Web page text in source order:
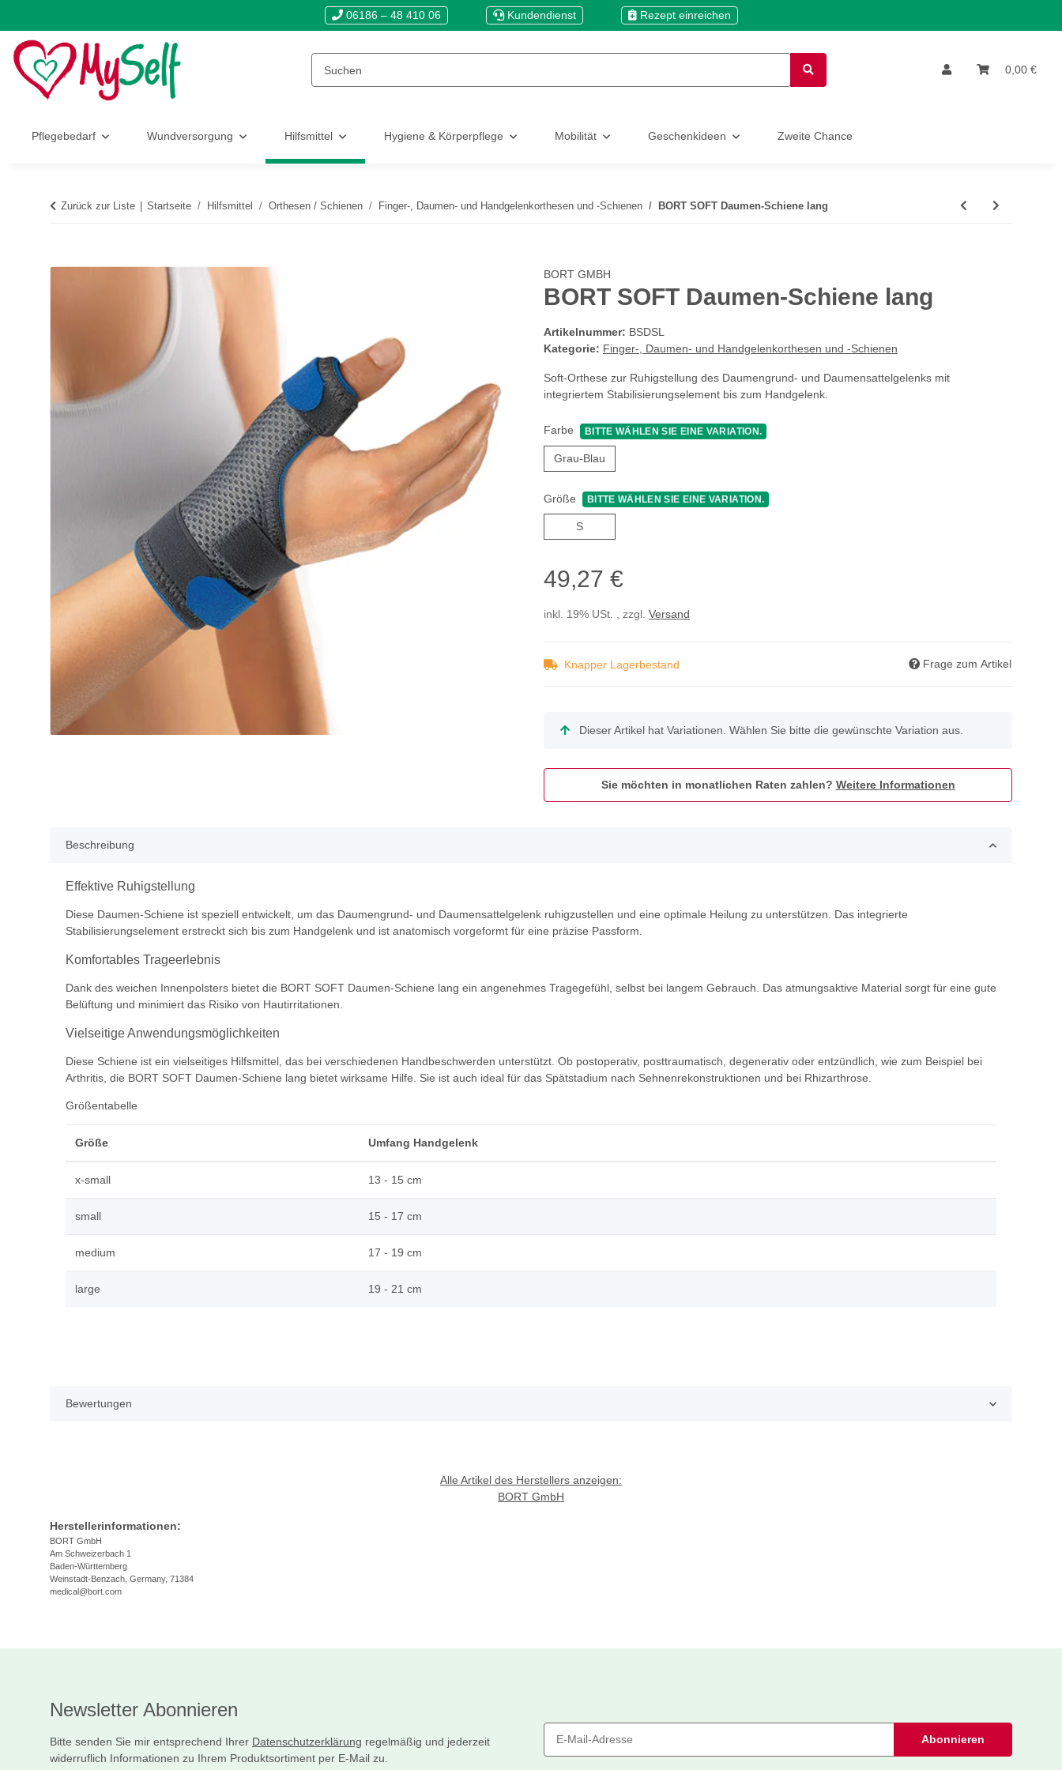
06186 – 48 410 06 Kundendienst Rezept einreichen
0,00 €
Pflegebedarf Wundversorgung Hilfsmittel Hygiene & Körperpflege Mobilität Geschenkideen Zweite Chance
Zurück zur Liste Startseite Hilfsmittel Orthesen / Schienen Finger-, Daumen- und Handgelenkorthesen und -Schienen BORT SOFT Daumen-Schiene lang
BORT GMBH
BORT SOFT Daumen-Schiene lang
Artikelnummer: BSDSL
Kategorie: Finger-, Daumen- und Handgelenkorthesen und -Schienen
Soft-Orthese zur Ruhigstellung des Daumengrund- und Daumensattelgelenks mit
integriertem Stabilisierungselement bis zum Handgelenk.
Farbe BITTE WÄHLEN SIE EINE VARIATION.
Grau-BlauGrau-Blau
Größe BITTE WÄHLEN SIE EINE VARIATION.
SS
49,27 €
inkl. 19% USt. , zzgl. Versand
Knapper Lagerbestand Frage zum Artikel
x Dieser Artikel hat Variationen. Wählen Sie bitte die gewünschte Variation aus.
Sie möchten in monatlichen Raten zahlen? Weitere Informationen
Beschreibung
Effektive Ruhigstellung
Diese Daumen-Schiene ist speziell entwickelt, um das Daumengrund- und Daumensattelgelenk ruhigzustellen und eine optimale Heilung zu unterstützen. Das integrierte
Stabilisierungselement erstreckt sich bis zum Handgelenk und ist anatomisch vorgeformt für eine präzise Passform.
Komfortables Trageerlebnis
Dank des weichen Innenpolsters bietet die BORT SOFT Daumen-Schiene lang ein angenehmes Tragegefühl, selbst bei langem Gebrauch. Das atmungsaktive Material sorgt für eine gute
Belüftung und minimiert das Risiko von Hautirritationen.
Vielseitige Anwendungsmöglichkeiten
Diese Schiene ist ein vielseitiges Hilfsmittel, das bei verschiedenen Handbeschwerden unterstützt. Ob postoperativ, posttraumatisch, degenerativ oder entzündlich, wie zum Beispiel bei
Arthritis, die BORT SOFT Daumen-Schiene lang bietet wirksame Hilfe. Sie ist auch ideal für das Spätstadium nach Sehnenrekonstruktionen und bei Rhizarthrose.
Größentabelle
Größe Umfang Handgelenk
x-small 13 - 15 cm
small 15 - 17 cm
medium 17 - 19 cm
large 19 - 21 cm
Bewertungen
Alle Artikel des Herstellers anzeigen:
BORT GmbH
Herstellerinformationen:
BORT GmbH
Am Schweizerbach 1
Baden-Württemberg
Weinstadt-Benzach, Germany, 71384
medical@bort.com
Newsletter Abonnieren
Bitte senden Sie mir entsprechend Ihrer Datenschutzerklärung regelmäßig und jederzeit
widerruflich Informationen zu Ihrem Produktsortiment per E-Mail zu.
Abonnieren